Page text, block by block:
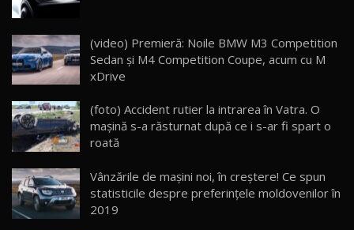
23
Lynk & Co 01 / Test Drive AutoBlog.MD
25:19
24
ZEEKR 009: Cel mai Performant și Confortabil
Van Electric Testat în Moldova / AutoBlog.MD
26:38
25
mai Exclusiv și Puternic Defender Testat în
Moldova
32:21
(video) Premieră: Noile BMW M3 Competition
Sedan şi M4 Competition Coupe, acum cu M
xDrive
(foto) Accident rutier la intrarea în Vatra. O
maşină s-a răsturnat după ce i s-ar fi spart o
roată
Vânzările de maşini noi, în creştere! Ce spun
statisticile despre preferinţele moldovenilor în
2019